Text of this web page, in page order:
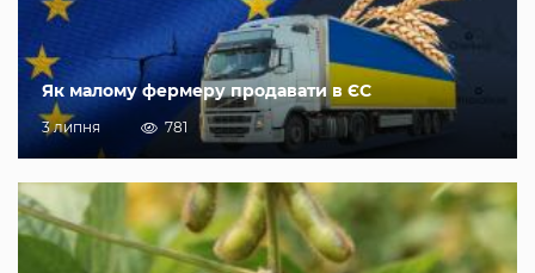
Як малому фермеру продавати в ЄС
3 липня 781